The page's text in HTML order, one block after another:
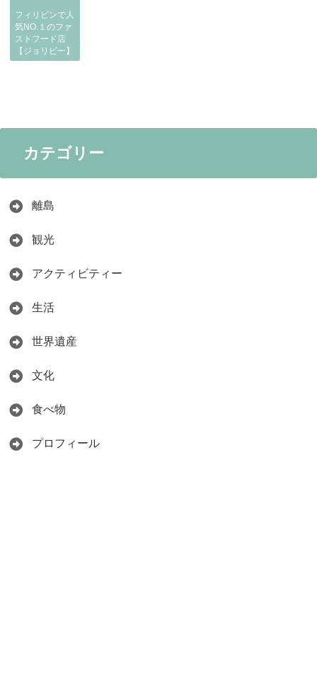
フィリピンで人
気NO.１のファ
ストフード店
【ジョリビー】
カテゴリー
離島
観光
アクティビティー
生活
世界遺産
文化
食べ物
プロフィール